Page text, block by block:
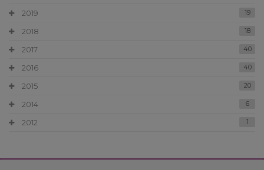
2019 19
2018 18
2017 40
2016 40
2015 20
2014 6
2012 1